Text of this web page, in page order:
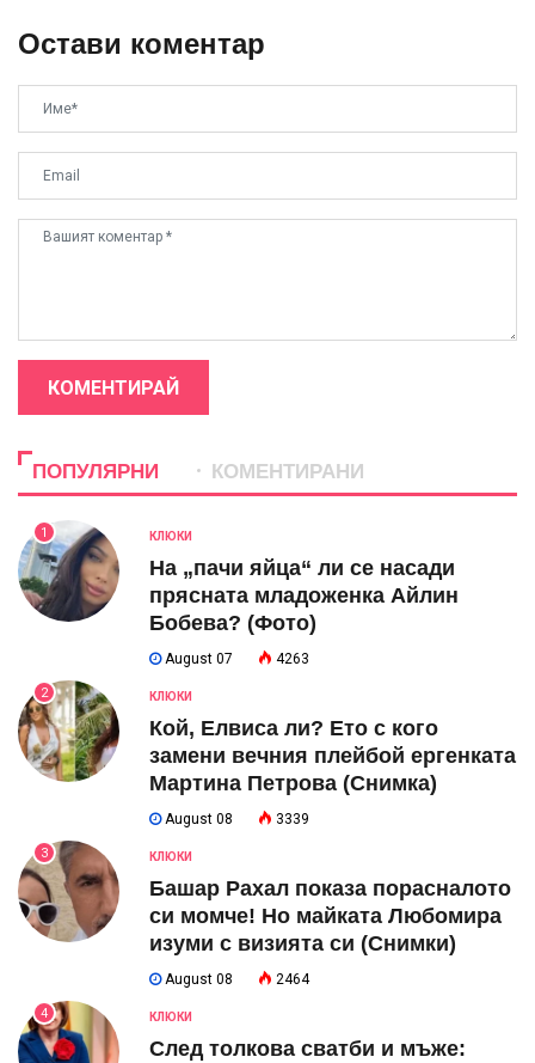
Остави коментар
КОМЕНТИРАЙ
ПОПУЛЯРНИ КОМЕНТИРАНИ
1 КЛЮКИ
На „пачи яйца“ ли се насади
прясната младоженка Айлин
Бобева? (Фото)
August 07 4263
2 КЛЮКИ
Кой, Елвиса ли? Ето с кого
замени вечния плейбой ергенката
Мартина Петрова (Снимка)
August 08 3339
3 КЛЮКИ
Башар Рахал показа порасналото
си момче! Но майката Любомира
изуми с визията си (Снимки)
August 08 2464
4 КЛЮКИ
След толкова сватби и мъже: